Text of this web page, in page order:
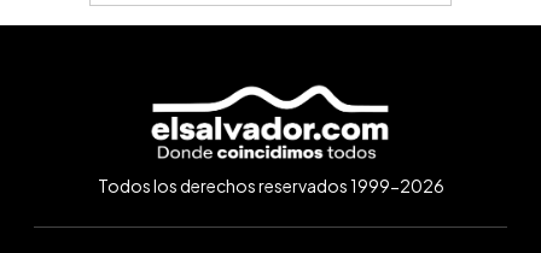
Todos los derechos reservados 1999-2026